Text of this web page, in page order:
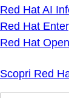
Red Hat AI
Red Hat
Red Hat
Scopri Red